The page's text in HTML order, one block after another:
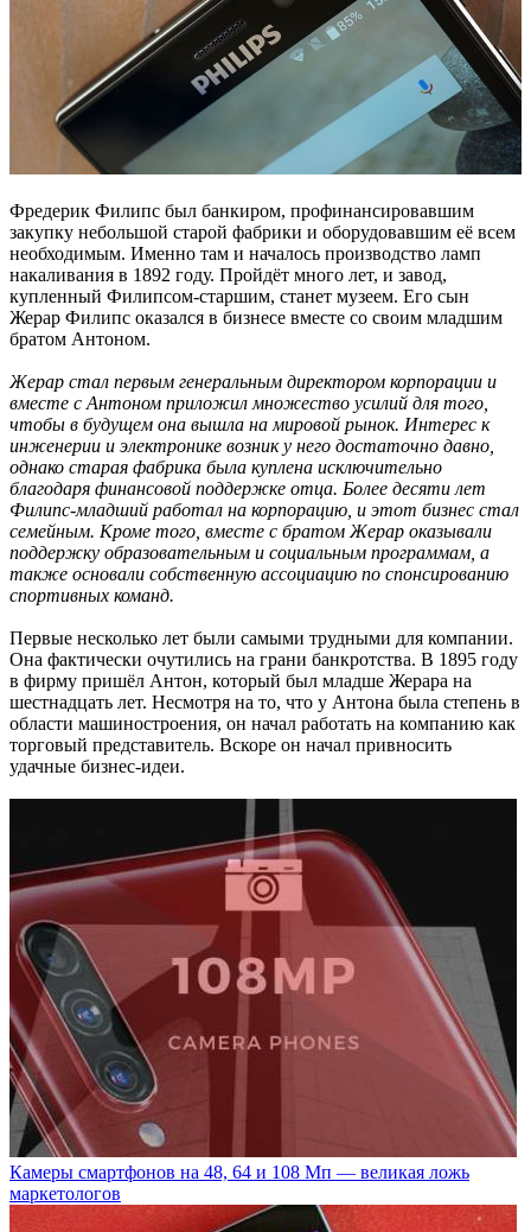
Фредерик Филипс был банкиром, профинансировавшим
закупку небольшой старой фабрики и оборудовавшим её всем
необходимым. Именно там и началось производство ламп
накаливания в 1892 году. Пройдёт много лет, и завод,
купленный Филипсом-старшим, станет музеем. Его сын
Жерар Филипс оказался в бизнесе вместе со своим младшим
братом Антоном.
Жерар стал первым генеральным директором корпорации и
вместе с Антоном приложил множество усилий для того,
чтобы в будущем она вышла на мировой рынок. Интерес к
инженерии и электронике возник у него достаточно давно,
однако старая фабрика была куплена исключительно
благодаря финансовой поддержке отца. Более десяти лет
Филипс-младший работал на корпорацию, и этот бизнес стал
семейным. Кроме того, вместе с братом Жерар оказывали
поддержку образовательным и социальным программам, а
также основали собственную ассоциацию по спонсированию
спортивных команд.
Первые несколько лет были самыми трудными для компании.
Она фактически очутились на грани банкротства. В 1895 году
в фирму пришёл Антон, который был младше Жерара на
шестнадцать лет. Несмотря на то, что у Антона была степень в
области машиностроения, он начал работать на компанию как
торговый представитель. Вскоре он начал привносить
удачные бизнес-идеи.
Камеры смартфонов на 48, 64 и 108 Мп — великая ложь
маркетологов